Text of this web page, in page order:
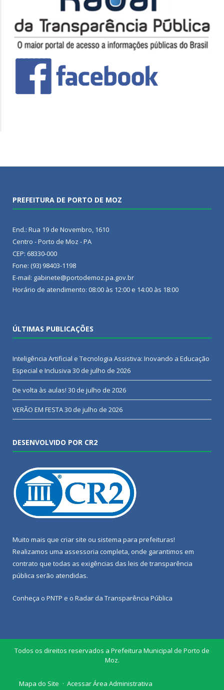
PREFEITURA DE PORTO DE MOZ
End.: Rua 19 de Novembro, 1610
Centro - Porto de Moz - PA
CEP: 68330-000
Fone: (93) 98403-1198
E-mail: gabinete@portodemoz.pa.gov.br
Horário de atendimento: 08:00 às 12:00 e 14:00 às 18:00
ÚLTIMAS PUBLICAÇÕES
Inteligência Artificial e Tecnologia Assistiva: Inovando a Educação
Especial e Inclusiva 30 de julho de 2026
De volta às aulas! 30 de julho de 2026
VERÃO EM FESTA30 de julho de 2026
DESENVOLVIDO POR CR2
Muito mais que criar site ou sistema para prefeituras!
Realizamos uma assessoria completa, onde garantimos em
contrato que todas as exigências das leis de transparência
pública serão atendidas.
Conheça o PNTP e o Radar da Transparência Pública
Todos os direitos reservados a Prefeitura Municipal de Porto de
Moz.
Mapa do Site
Acessar Área Administrativa